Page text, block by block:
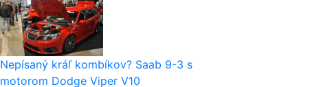
Nepísaný kráľ kombíkov? Saab 9-3 s
motorom Dodge Viper V10